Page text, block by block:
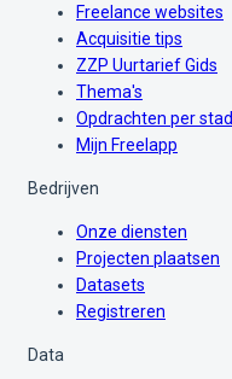
Freelance websites
Acquisitie tips
ZZP Uurtarief Gids
Thema's
Opdrachten per stad
Mijn Freelapp
Bedrijven
Onze diensten
Projecten plaatsen
Datasets
Registreren
Data